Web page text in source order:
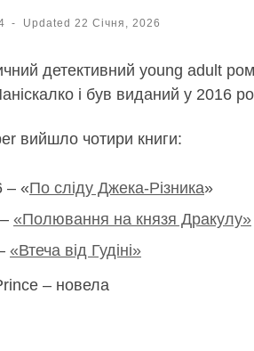
- Updated22 Січня, 2026
детективний young adult
і був виданий у 2016
вийшло чотири книги:
– «По сліду Джека-Різника»
«Полювання на князя Дракулу»
«Втеча від Гудіні»
– новела